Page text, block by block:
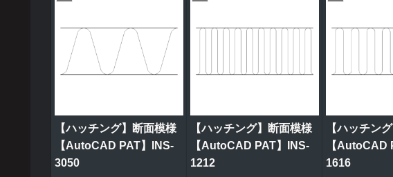
【ハッチング】断面模様
【AutoCAD PAT】INS-
3050
【ハッチング】断面模様
【AutoCAD PAT】INS-
1212
【ハッチン
【AutoCAD
1616